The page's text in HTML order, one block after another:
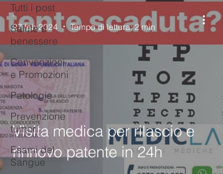
Tutti i post
Salute e
benessere
Convenzioni
e Promozioni
Patologie
Prevenzione
tumori
Esami del
Sangue
Visita medica per rilascio e
rinnovo patente in 24h
-
27 feb 2024
Tempo di lettura: 2 min